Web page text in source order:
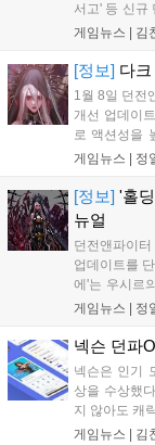
서고' 등 신규
릭터 고속 성
게임뉴스 | 김
[정보] 다
1월 8일 던전
개선 업데이
로 액션성을
진행한다....
게임뉴스 | 정
[정보] '홀
뉴얼
던전앤파이
업데이트를
에'는 우시르
스트' 등 주요
게임뉴스 | 정
넥슨 던파
넥슨은 인기
상을 수상했
지 않아도 캐
는 통합 허브
게임뉴스 | 김